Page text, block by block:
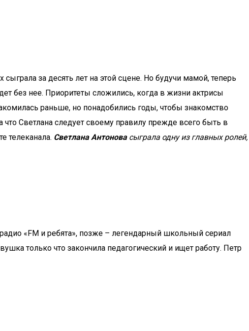
за десять лет на этой сцене. Но будучи мамой, теперь
без нее. Приоритеты сложились, когда в жизни актрисы
раньше, но понадобились годы, чтобы знакомство
что Светлана следует своему правилу прежде всего быть в
телеканала. Светлана Антонова сыграла одну из главных ролей,
«FM и ребята», позже – легендарный школьный сериал
только что закончила педагогический и ищет работу. Петр